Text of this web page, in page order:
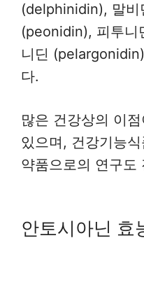
(delphinidin), 말비
(peonidin), 피투
니딘
다.
많은 건강상의 이
있으며, 건강기능
약품으로의 연구도
안토시아닌 효